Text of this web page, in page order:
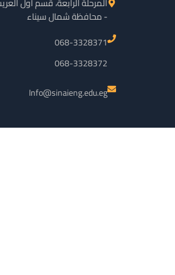
المرحلة الرابعة، قسم أول
- محافظة شمال سيناء
068-3328371
068-3328372
Info@sinaieng.edu.eg